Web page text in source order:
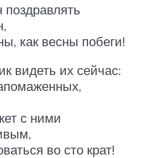
как весны побеги!
видеть их сейчас:
с ними
во сто крат!